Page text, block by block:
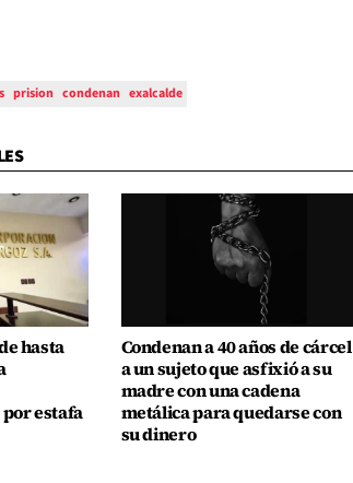
prision condenan exalcalde
hasta
estafa
Condenan a 40 años de cárcel
a un sujeto que asfixió a su
madre con una cadena
metálica para quedarse con
su dinero